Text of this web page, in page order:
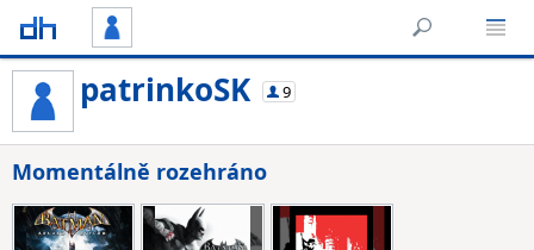
patrinkoSK 9
Momentálně rozehráno